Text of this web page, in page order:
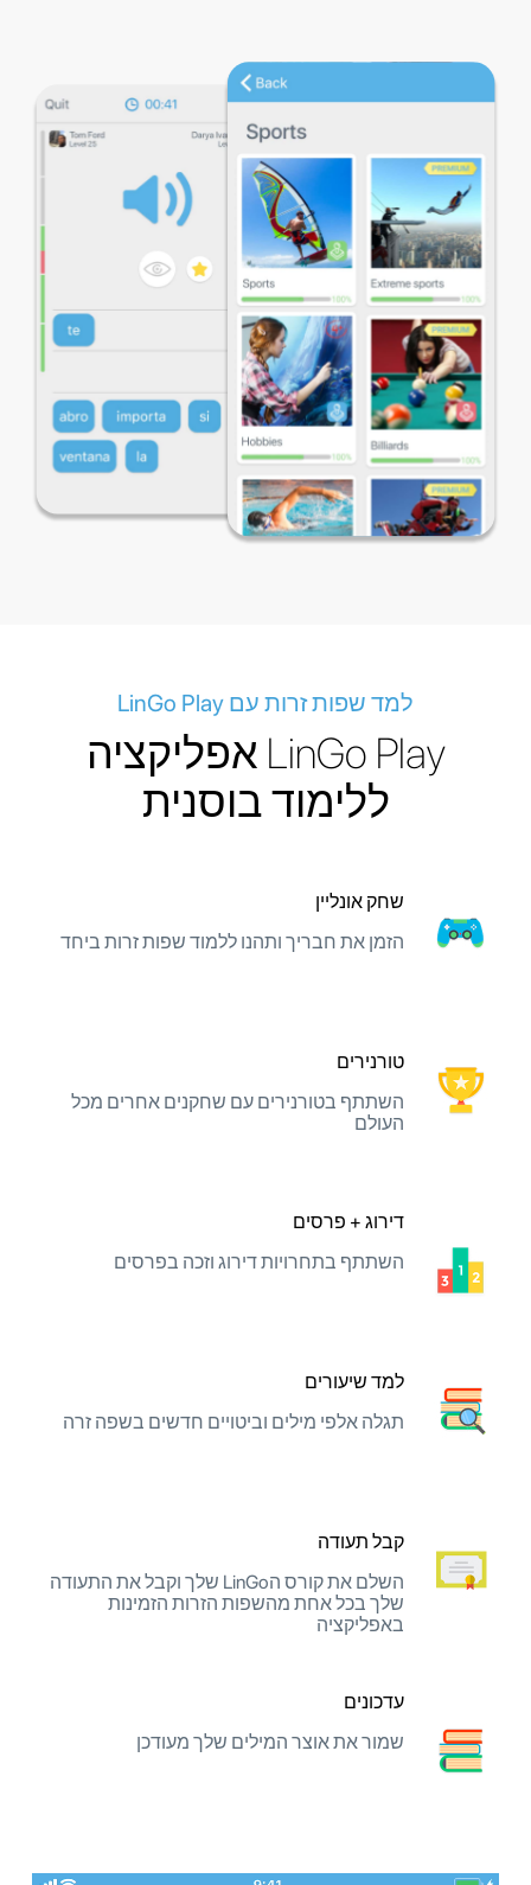
למד שפות זרות עם LinGo Play
LinGo Play אפליקציה
ללימוד בוסנית
שחק אונליין
הזמן את חבריך ותהנו ללמוד שפות זרות ביחד
טורנירים
השתתף בטורנירים עם שחקנים אחרים מכל
העולם
דירוג + פרסים
השתתף בתחרויות דירוג וזכה בפרסים
למד שיעורים
תגלה אלפי מילים וביטויים חדשים בשפה זרה
קבל תעודה
השלם את קורס הLinGo שלך וקבל את התעודה
שלך בכל אחת מהשפות הזרות הזמינות
באפליקציה
עדכונים
שמור את אוצר המילים שלך מעודכן